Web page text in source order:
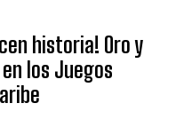
historia! Oro y
los Juegos